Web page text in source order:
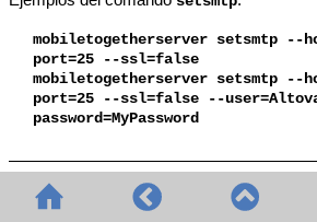
mobiletogetherserver setsmtp --
port=25 --ssl=false
mobiletogetherserver setsmtp --
port=25 --ssl=false --
password=MyPassword
Opciones